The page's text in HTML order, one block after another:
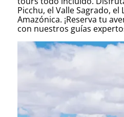
Picchu, el Valle Sagrado, el
Amazónica. ¡Reserva tu
con nuestros guías